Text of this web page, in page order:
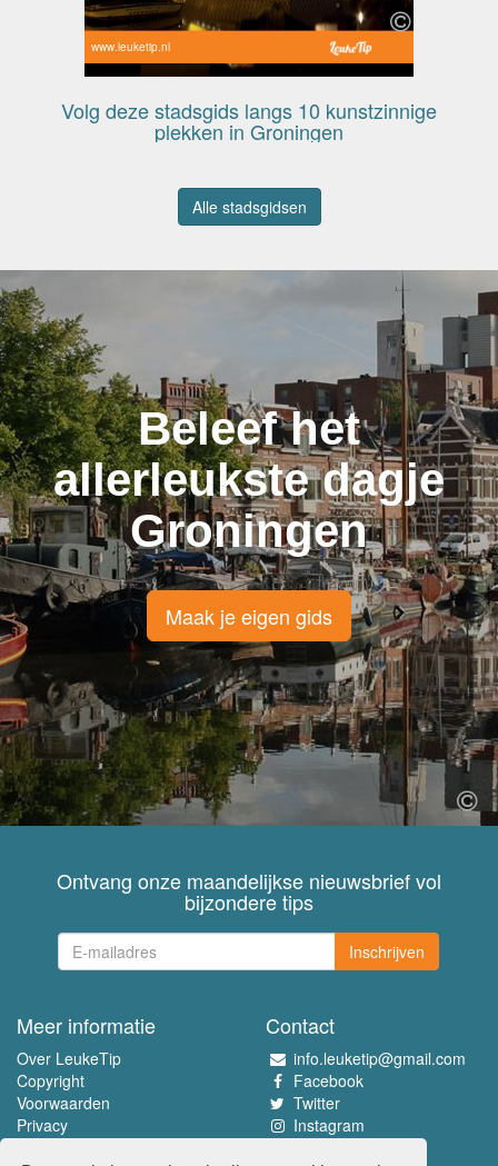
www.leuketip.nl
Volg deze stadsgids langs 10 kunstzinnige
plekken in Groningen
Alle stadsgidsen
Beleef het
allerleukste dagje
Groningen
Maak je eigen gids
Ontvang onze maandelijkse nieuwsbrief vol
bijzondere tips
Inschrijven
Meer informatie
Over LeukeTip
Copyright
Voorwaarden
Privacy
Contact
info.leuketip@gmail.com
Facebook
Twitter
Instagram